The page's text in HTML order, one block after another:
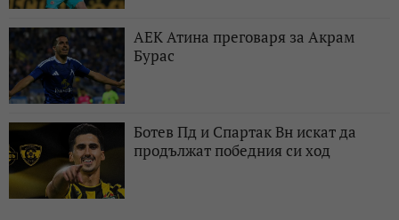
АЕК Атина преговаря за Акрам
Бурас
Ботев Пд и Спартак Вн искат да
продължат победния си ход